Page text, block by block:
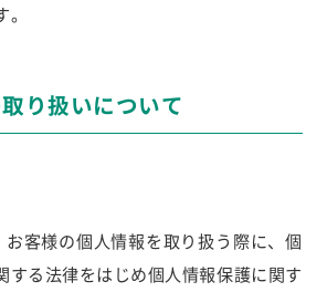
り扱いについて
客様の個人情報を取り扱う際に、個
する法律をはじめ個人情報保護に関す